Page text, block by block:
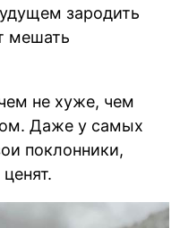
зародить
мешать
не хуже, чем
Даже у самых
поклонники,